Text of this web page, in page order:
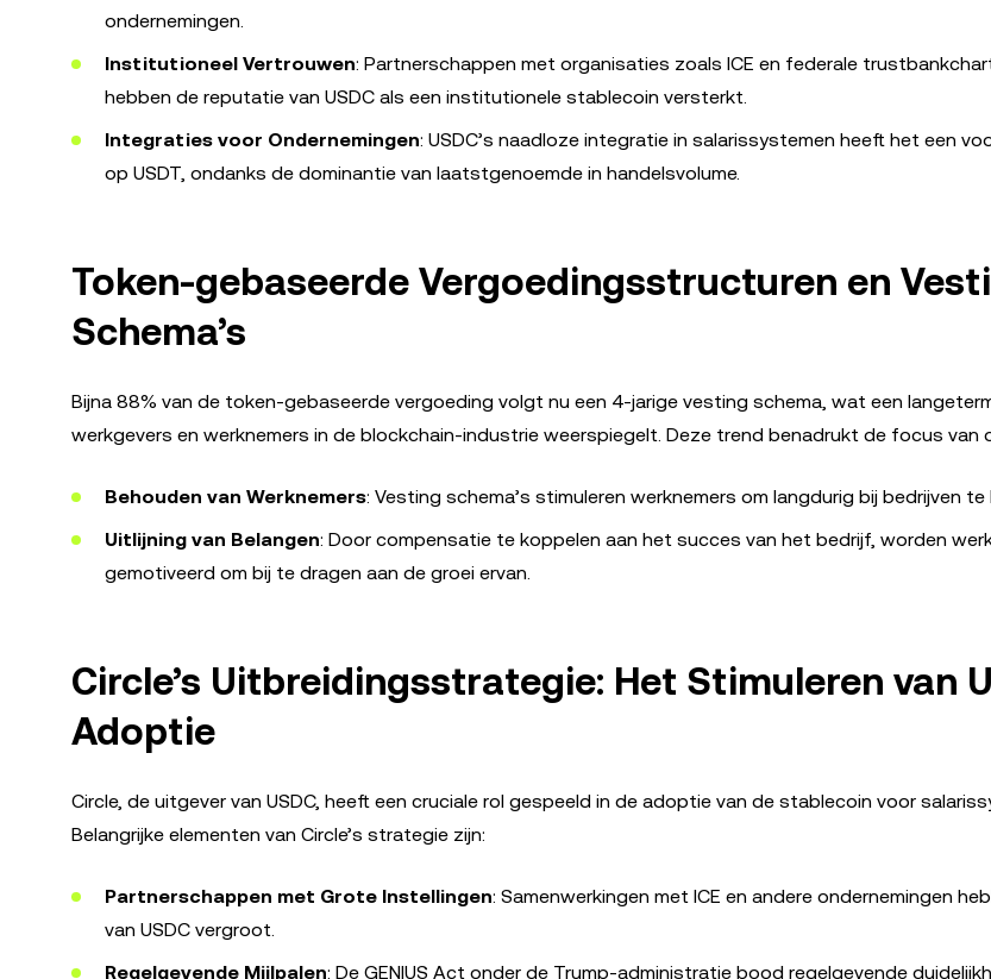
ondernemingen.
Institutioneel Vertrouwen: Partnerschappen met organisaties zoals ICE en federale
hebben de reputatie van USDC als een institutionele stablecoin versterkt.
Integraties voor Ondernemingen: USDC’s naadloze integratie in salarissystemen heeft het een
op USDT, ondanks de dominantie van laatstgenoemde in handelsvolume.
Token-gebaseerde Vergoedingsstructuren en
Schema’s
Bijna 88% van de token-gebaseerde vergoeding volgt nu een 4-jarige vesting schema, wat een
werkgevers en werknemers in de blockchain-industrie weerspiegelt. Deze trend benadrukt de focus van
Behouden van Werknemers: Vesting schema’s stimuleren werknemers om langdurig bij bedrijven te
Uitlijning van Belangen: Door compensatie te koppelen aan het succes van het bedrijf, worden
gemotiveerd om bij te dragen aan de groei ervan.
Circle’s Uitbreidingsstrategie: Het Stimuleren van
Adoptie
Circle, de uitgever van USDC, heeft een cruciale rol gespeeld in de adoptie van de stablecoin voor
Belangrijke elementen van Circle’s strategie zijn:
Partnerschappen met Grote Instellingen: Samenwerkingen met ICE en andere ondernemingen
van USDC vergroot.
Regelgevende Mijlpalen: De GENIUS Act onder de Trump-administratie bood regelgevende